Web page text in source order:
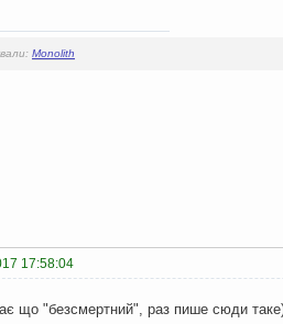
Monolith
17:58:04
що "безсмертний", раз пише сюди